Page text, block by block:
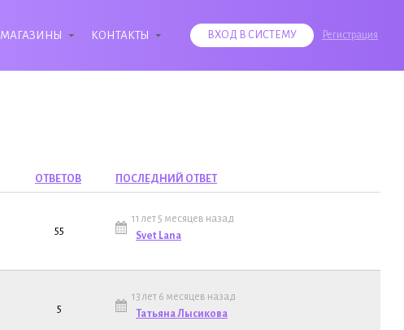
МАГАЗИНЫ КОНТАКТЫ ВХОД В СИСТЕМУ Регистрация
ОТВЕТОВ ПОСЛЕДНИЙ ОТВЕТ
55
11 лет 5 месяцев назад
Svet Lana
5
13 лет 6 месяцев назад
Татьяна Лысикова